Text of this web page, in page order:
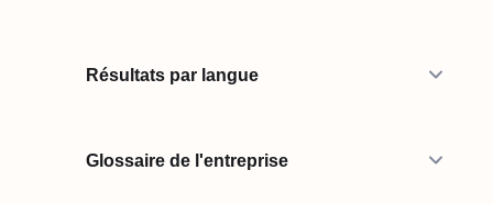
Résultats par langue
Glossaire de l'entreprise